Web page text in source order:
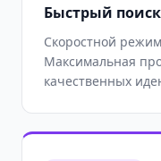
Быстрый поиск
Скоростной
Максимальная
качественных